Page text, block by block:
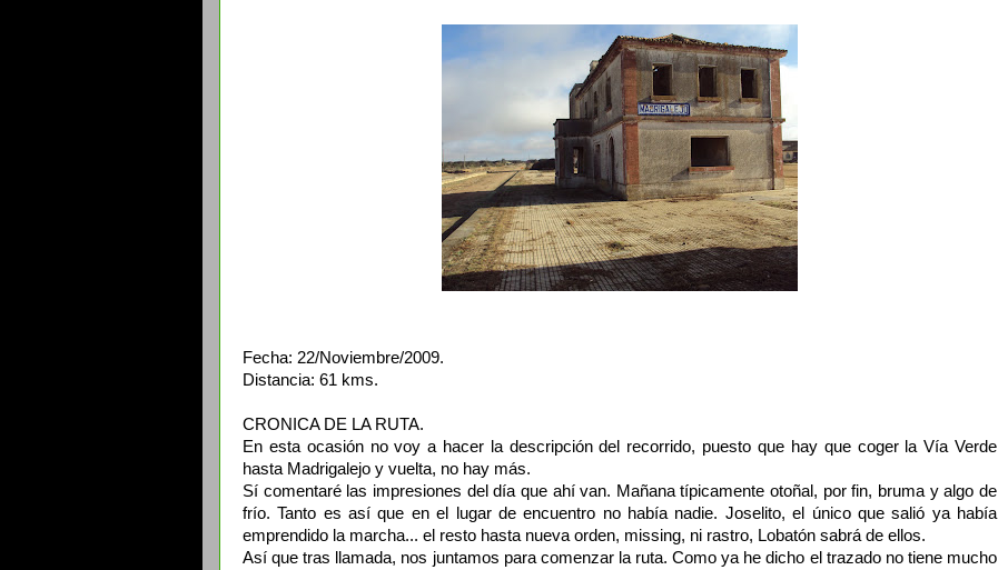
Fecha: 22/Noviembre/2009.
Distancia: 61 kms.
CRONICA DE LA RUTA.
En esta ocasión no voy a hacer la descripción del recorrido, puesto que hay que coger la Vía Verde
hasta Madrigalejo y vuelta, no hay más.
Sí comentaré las impresiones del día que ahí van. Mañana típicamente otoñal, por fin, bruma y algo de
frío. Tanto es así que en el lugar de encuentro no había nadie. Joselito, el único que salió ya había
emprendido la marcha... el resto hasta nueva orden, missing, ni rastro, Lobatón sabrá de ellos.
Así que tras llamada, nos juntamos para comenzar la ruta. Como ya he dicho el trazado no tiene mucho